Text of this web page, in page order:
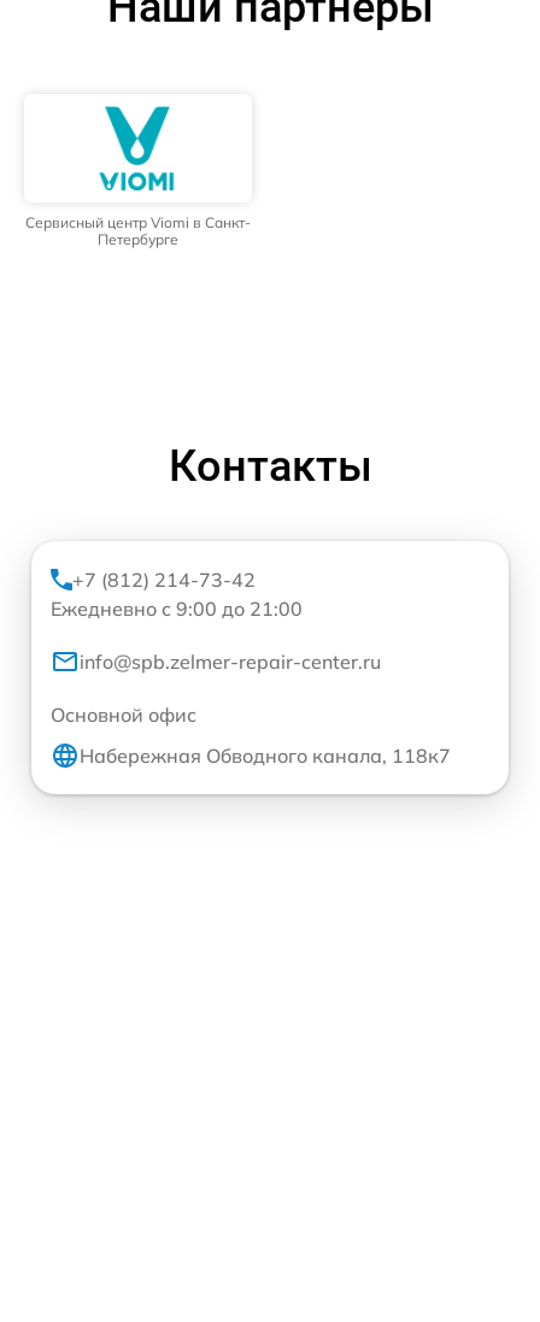
Сервисный центр Viomi в Санкт-
Петербурге
Контакты
+7 (812) 214-73-42
Ежедневно с 9:00 до 21:00
info@spb.zelmer-repair-center.ru
Основной офис
Набережная Обводного канала, 118к7